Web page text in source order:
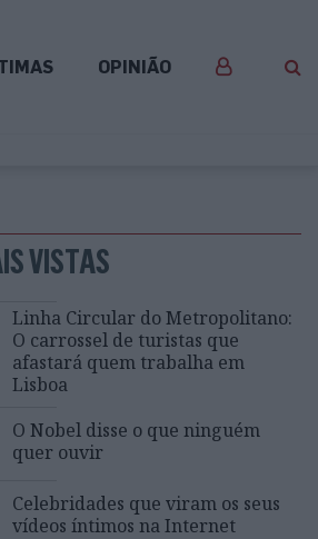
OPINIÃO
VISTAS
Linha Circular do Metropolitano:
O carrossel de turistas que
afastará quem trabalha em
Lisboa
O Nobel disse o que ninguém
quer ouvir
Celebridades que viram os seus
vídeos íntimos na Internet